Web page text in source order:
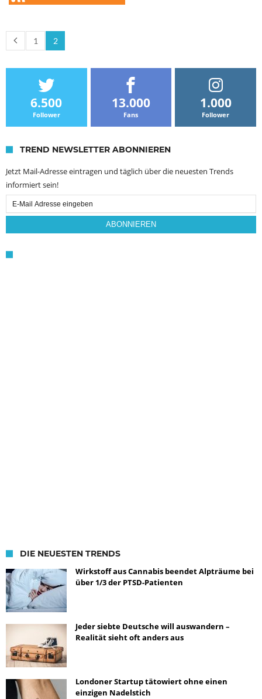
1 2
6.500
Follower
13.000
Fans
1.000
Follower
TREND NEWSLETTER ABONNIEREN
Jetzt Mail-Adresse eintragen und täglich über die neuesten Trends
informiert sein!
Email
Subscription
ABONNIEREN
DIE NEUESTEN TRENDS
Wirkstoff aus Cannabis beendet Alpträume bei
über 1/3 der PTSD-Patienten
Jeder siebte Deutsche will auswandern –
Realität sieht oft anders aus
Londoner Startup tätowiert ohne einen
einzigen Nadelstich